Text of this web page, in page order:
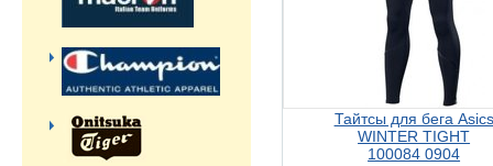
Тайтсы для бега Asics
WINTER TIGHT
100084 0904